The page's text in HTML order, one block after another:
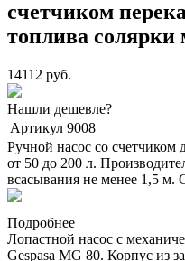
счетчиком
топлива солярки
14112 руб.
Нашли дешевле?
Артикул 9008
Ручной насос со счетчиком
от 50 до 200 л.
всасывания не менее 1,5 м.
Подробнее
Лопастной насос с
Gespasa MG 80. Корпус из